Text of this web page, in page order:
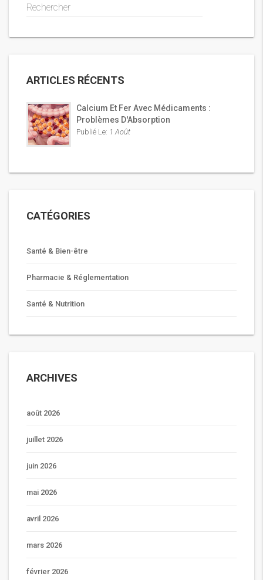
Rechercher
ARTICLES RÉCENTS
Calcium Et Fer Avec Médicaments :
Problèmes D'Absorption
Publié Le: 1 Août
CATÉGORIES
Santé & Bien-être
Pharmacie & Réglementation
Santé & Nutrition
ARCHIVES
août 2026
juillet 2026
juin 2026
mai 2026
avril 2026
mars 2026
février 2026